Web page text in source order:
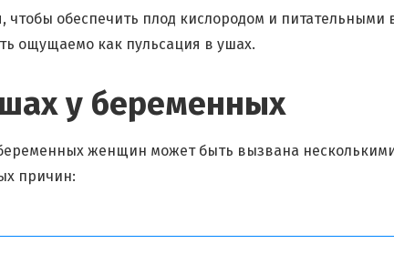
обеспечить плод кислородом и
ощущаемо как пульсация в ушах.
у беременных
женщин может быть вызвана
причин: